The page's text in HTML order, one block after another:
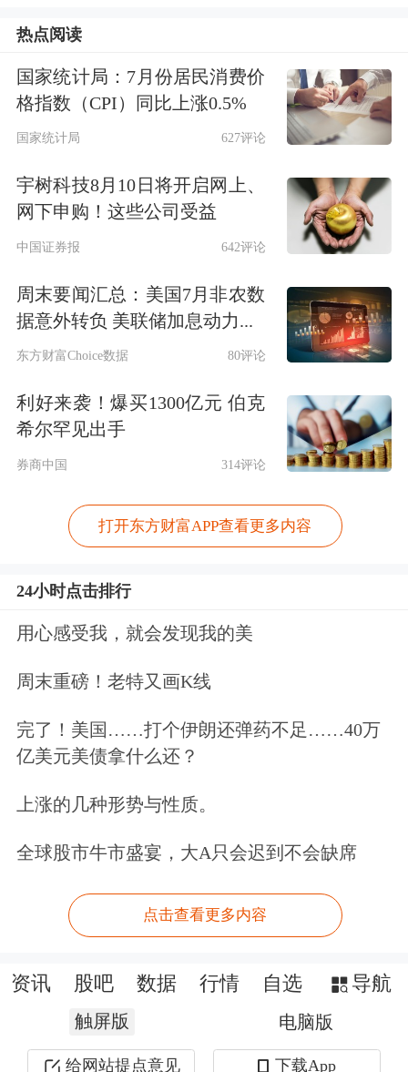
热点阅读
国家统计局：7月份居民消费价
格指数（CPI）同比上涨0.5%
国家统计局 627评论
宇树科技8月10日将开启网上、
网下申购！这些公司受益
中国证券报 642评论
周末要闻汇总：美国7月非农数
据意外转负 美联储加息动力...
东方财富Choice数据 80评论
利好来袭！爆买1300亿元 伯克
希尔罕见出手
券商中国 314评论
打开东方财富APP查看更多内容
24小时点击排行
用心感受我，就会发现我的美
周末重磅！老特又画K线
完了！美国……打个伊朗还弹药不足……40万
亿美元美债拿什么还？
上涨的几种形势与性质。
全球股市牛市盛宴，大A只会迟到不会缺席
点击查看更多内容
资讯 股吧 数据 行情 自选 导航
触屏版 电脑版
给网站提点意见 下载App